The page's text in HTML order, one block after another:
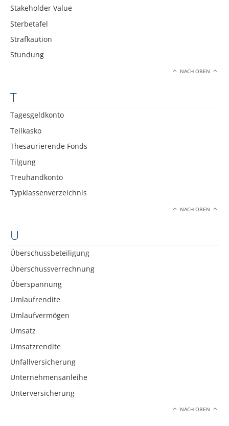
Stakeholder Value
Sterbetafel
Strafkaution
Stundung
NACH OBEN
T
Tagesgeldkonto
Teilkasko
Thesaurierende Fonds
Tilgung
Treuhandkonto
Typklassenverzeichnis
NACH OBEN
U
Überschussbeteiligung
Überschussverrechnung
Überspannung
Umlaufrendite
Umlaufvermögen
Umsatz
Umsatzrendite
Unfallversicherung
Unternehmensanleihe
Unterversicherung
NACH OBEN